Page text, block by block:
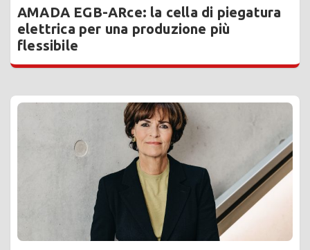
AMADA EGB-ARce: la cella di piegatura
elettrica per una produzione più
flessibile